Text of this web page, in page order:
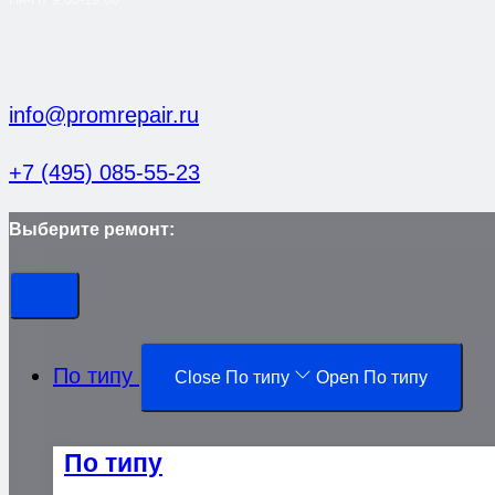
info@promrepair.ru
+7 (495) 085-55-23
Выберите ремонт:
По типу Close По типу Open По типу
По типу